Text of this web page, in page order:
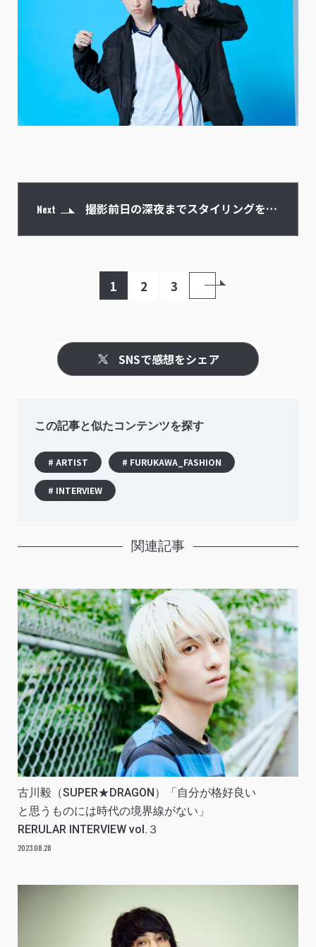
Next 撮影前日の深夜までスタイリングを組
1 2 3
SNSで感想をシェア
この記事と似たコンテンツを探す
# ARTIST # FURUKAWA_FASHION
# INTERVIEW
関連記事
古川毅（SUPER★DRAGON）「自分が格好良い
と思うものには時代の境界線がない」
RERULAR INTERVIEW vol.３
2023.08.28